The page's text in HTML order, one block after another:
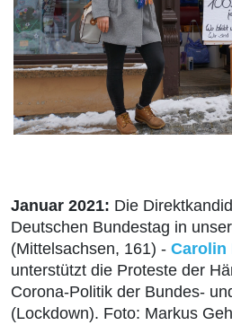
Januar 2021: Die
Deutschen Bundestag in
(Mittelsachsen, 161) - Carolin
unterstützt die Proteste der
Corona-Politik der Bundes-
(Lockdown). Foto: Markus